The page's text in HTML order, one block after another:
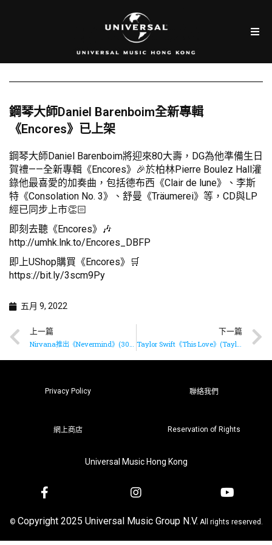
鋼琴大師Daniel Barenboim全新專輯
《Encores》已上架
鋼琴大師Daniel Barenboim將迎來80大壽，DG為他準備生日
賀禮——全新專輯《Encores》🎉於柏林Pierre Boulez Hall灌
錄他最喜愛的加奏曲，包括德布西《Clair de lune》、李斯
特《Consolation No. 3》、舒曼《Träumerei》等，CD與LP
經已同步上市👏🏻
即刻去聽《Encores》🎶
http://umhk.lnk.to/Encores_DBFP
即上UShop購買《Encores》🛒
https://bit.ly/3scm9Py
五月 9, 2022
上一篇
Nirvana推出《Nevermind》(30週年超級豪華版)
下一篇
Taylor Swift《This Love》(Taylor’s Version)驚喜上架
Privacy Policy 聯絡我們
網上商店 Reservation of Rights
Universal Music Hong Kong
© Copyright 2025 Universal Music Group N.V. All rights reserved.